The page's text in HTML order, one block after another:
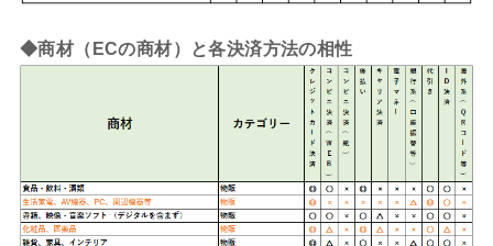
◆商材（ECの商材）と各決済方法の相性